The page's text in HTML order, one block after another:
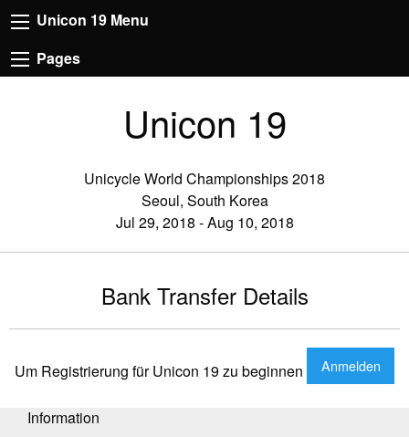
Unicon 19 Menu
Pages
Unicon 19
Unicycle World Championships 2018
Seoul, South Korea
Jul 29, 2018 - Aug 10, 2018
Bank Transfer Details
Um Registrierung für Unicon 19 zu beginnen Anmelden
Information